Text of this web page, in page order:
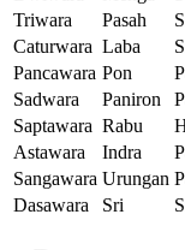
Triwara
Pasah
Caturwara Laba
Pancawara Pon
Sadwara
Paniron
Saptawara Rabu
Astawara
Indra
Sangawara Urungan
Dasawara
Sri